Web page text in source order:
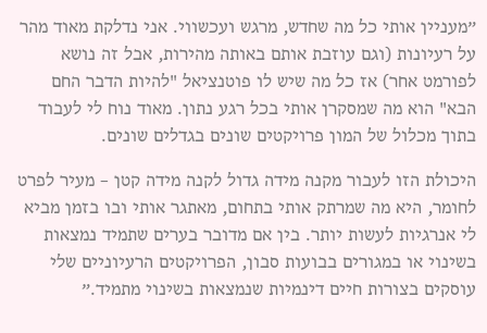
״מעניין אותי כל מה שחדש, מרגש ועכשווי. אני נדלקת מאוד מהר
על רעיונות (וגם עוזבת אותם באותה מהירות, אבל זה נושא
לפורמט אחר) אז כל מה שיש לו פוטנציאל "להיות הדבר החם
הבא" הוא מה שמסקרן אותי בכל רגע נתון. מאוד נוח לי לעבוד
בתוך מכלול של המון פרויקטים שונים בגדלים שונים.
היכולת הזו לעבור מקנה מידה גדול לקנה מידה קטן – מעיר לפרט
לחומר, היא מה שמרתק אותי בתחום, מאתגר אותי ובו בזמן מביא
לי אנרגיות לעשות יותר. בין אם מדובר בערים שתמיד נמצאות
בשינוי או במגורים בבועות סבון, הפרויקטים הרעיוניים שלי
עוסקים בצורות חיים דינמיות שנמצאות בשינוי מתמיד.״